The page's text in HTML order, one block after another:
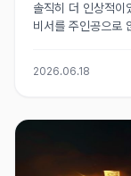
솔직히 더 인상적
비서를 주인공으로
2026.06.18